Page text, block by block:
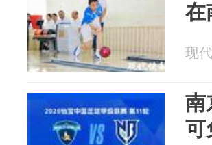
在
现
南
可